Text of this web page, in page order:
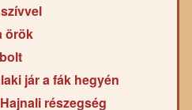
örök
jár a fák hegyén
részegség